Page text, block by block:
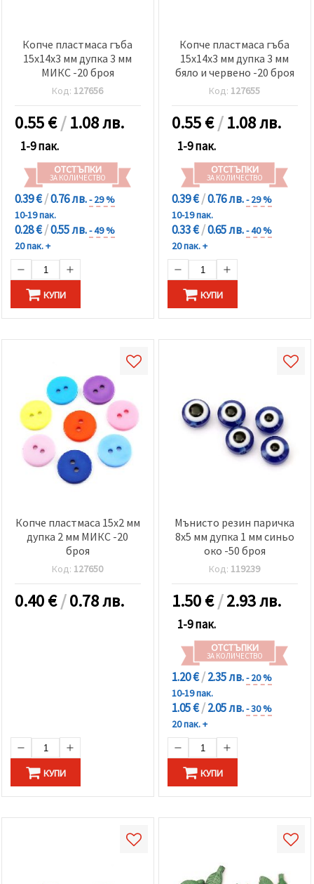
Копче пластмаса гъба
15x14x3 мм дупка 3 мм
МИКС -20 броя
Код: 127656
0.55€/1.08 лв.
1-9 пак.
ОТСТЪПКИ
ЗА КОЛИЧЕСТВО
0.39 €/0.76 лв.- 29 %
10-19 пак.
0.28 €/0.55 лв.- 49 %
20 пак. +
КУПИ
Копче пластмаса гъба
15x14x3 мм дупка 3 мм
бяло и червено -20 броя
Код: 127655
0.55€/1.08 лв.
1-9 пак.
ОТСТЪПКИ
ЗА КОЛИЧЕСТВО
0.39 €/0.76 лв.- 29 %
10-19 пак.
0.33 €/0.65 лв.- 40 %
20 пак. +
КУПИ
Копче пластмаса 15x2 мм
дупка 2 мм МИКС -20
броя
Код: 127650
0.40€/0.78 лв.
КУПИ
Мънисто резин паричка
8x5 мм дупка 1 мм синьо
око -50 броя
Код: 119239
1.50€/2.93 лв.
1-9 пак.
ОТСТЪПКИ
ЗА КОЛИЧЕСТВО
1.20 €/2.35 лв.- 20 %
10-19 пак.
1.05 €/2.05 лв.- 30 %
20 пак. +
КУПИ